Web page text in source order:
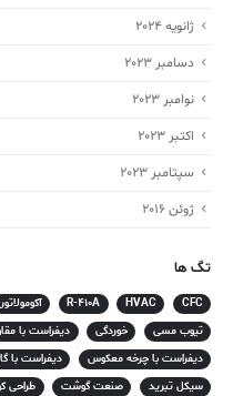
ژانویه 2024
دسامبر 2023
نوامبر 2023
اکتبر 2023
سپتامبر 2023
ژوئن 2016
تگ ها
CFC
HVAC
R-410A آکومولاتور
تیوب مسی
خوردگی دیفراست با
دیفراست با چرخه معکوس
دیفراست با
سیکل تبرید
صنعت گوشت طراحی